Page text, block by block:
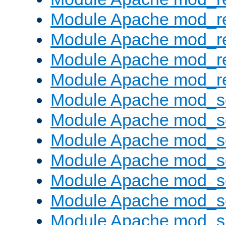
Module Apache
Module Apache
Module Apache
Module Apache
Module Apache
Module Apache
Module Apache
Module Apache
Module Apache
Module Apache
Module Apache